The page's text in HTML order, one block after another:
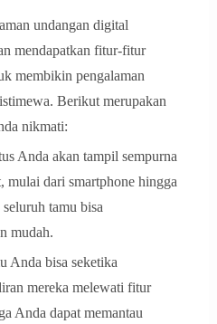
undangan digital
mendapatkan fitur-fitur
membikin pengalaman
Berikut merupakan
nikmati:
Anda akan tampil sempurna
mulai dari smartphone hingga
tamu bisa
mudah.
Anda bisa seketika
mereka melewati fitur
Anda dapat memantau